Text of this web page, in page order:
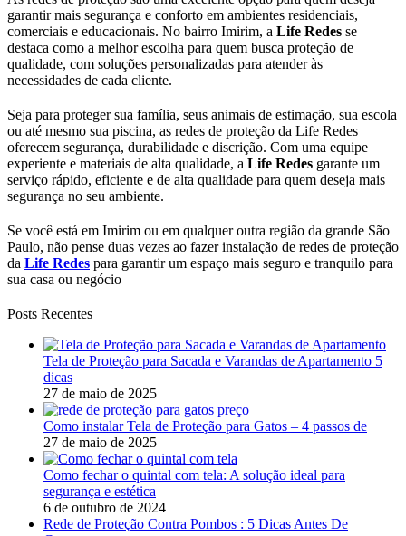
garantir mais segurança e conforto em ambientes residenciais,
comerciais e educacionais. No bairro Imirim, a Life Redes se
destaca como a melhor escolha para quem busca proteção de
qualidade, com soluções personalizadas para atender às
necessidades de cada cliente.
Seja para proteger sua família, seus animais de estimação, sua escola
ou até mesmo sua piscina, as redes de proteção da Life Redes
oferecem segurança, durabilidade e discrição. Com uma equipe
experiente e materiais de alta qualidade, a Life Redes garante um
serviço rápido, eficiente e de alta qualidade para quem deseja mais
segurança no seu ambiente.
Se você está em Imirim ou em qualquer outra região da grande São
Paulo, não pense duas vezes ao fazer instalação de redes de proteção
da Life Redes para garantir um espaço mais seguro e tranquilo para
sua casa ou negócio
Posts Recentes
Tela de Proteção para Sacada e Varandas de Apartamento 5
dicas
27 de maio de 2025
Como instalar Tela de Proteção para Gatos – 4 passos de
27 de maio de 2025
Como fechar o quintal com tela: A solução ideal para
segurança e estética
6 de outubro de 2024
Rede de Proteção Contra Pombos : 5 Dicas Antes De